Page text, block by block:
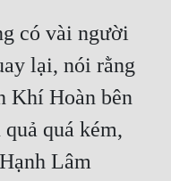
có vài người
lại, nói rằng
Khí Hoàn bên
quá kém,
Lâm